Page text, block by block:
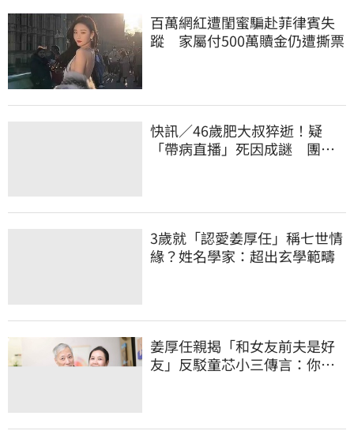
百萬網紅遭閨蜜騙赴菲律賓失
蹤 家屬付500萬贖金仍遭撕票
快訊／46歲肥大叔猝逝！疑
「帶病直播」死因成謎 團隊
3歲就「認愛姜厚任」稱七世情
緣？姓名學家：超出玄學範疇
姜厚任親揭「和女友前夫是好
友」反駁童芯小三傳言：你在